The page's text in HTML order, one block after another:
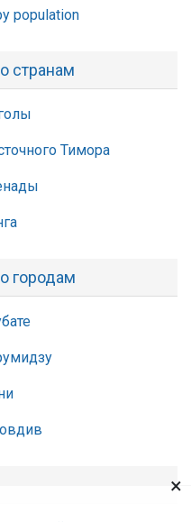
population
странам
Тимора
городам
×